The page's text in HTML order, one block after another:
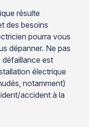
résulte
des besoins
pourra vous
dépanner. Ne pas
défaillance est
électrique
notamment)
accident à la